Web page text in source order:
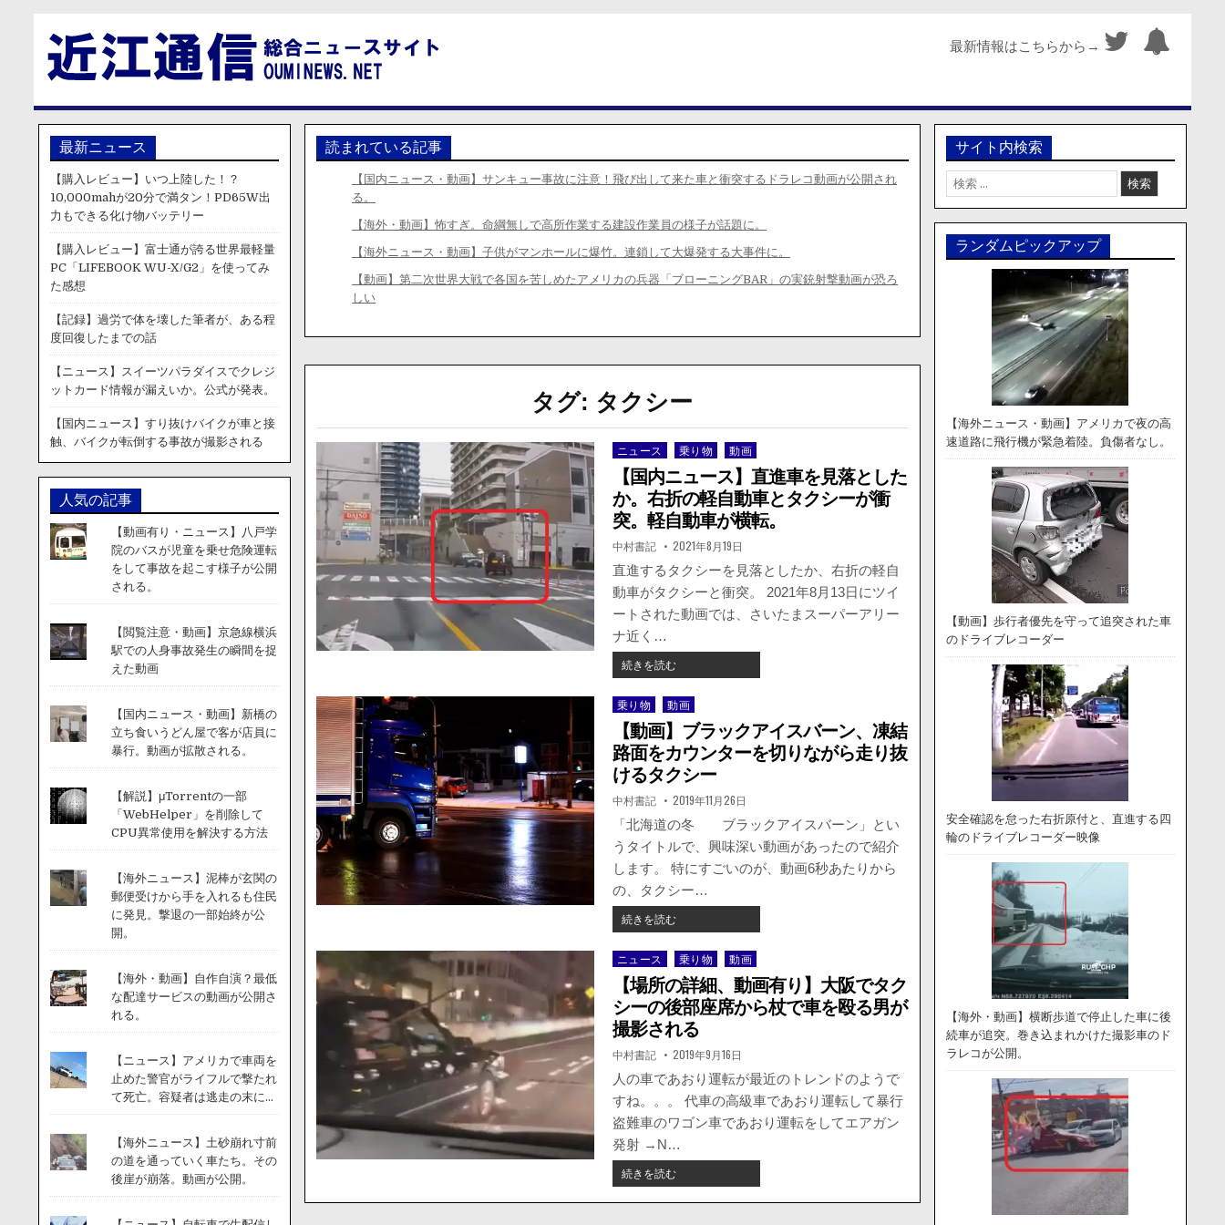
最新情報はこちらから→
読まれている記事
【国内ニュース・動画】サンキュー事故に注意！飛び出して来た車と衝突するドラレコ動画が公開され
る。
【海外・動画】怖すぎ。命綱無しで高所作業する建設作業員の様子が話題に。
【海外ニュース・動画】子供がマンホールに爆竹。連鎖して大爆発する大事件に。
【動画】第二次世界大戦で各国を苦しめたアメリカの兵器「ブローニングBAR」の実銃射撃動画が恐ろ
しい
タグ: タクシー
Posted
ニュース 乗り物 動画
【国内ニュース】直進車を見落とした
か。右折の軽自動車とタクシーが衝
突。軽自動車が横転。
著
者:
中村書記 掲
載
日：
2021年8月19日
直進するタクシーを見落としたか、右折の軽自
動車がタクシーと衝突。 2021年8月13日にツイ
ートされた動画では、さいたまスーパーアリー
ナ近く…
続きを読む【国
内
ニ
ュ
ー
ス】
直
進
車
を
落
と
し
た
か。
折
の
軽
自
動
と
タ
ク
ー
が
衝
軽
Posted
乗り物 動画
【動画】ブラックアイスバーン、凍結
路面をカウンターを切りながら走り抜
けるタクシー
著
者:
中村書記 掲
載
日：
2019年11月26日
「北海道の冬 ブラックアイスバーン」とい
うタイトルで、興味深い動画があったので紹介
します。 特にすごいのが、動画6秒あたりから
の、タクシー…
続きを読む【動
画】
ブ
ラ
ッ
ク
ア
イ
ス
バ
ー
ン、
凍
路
面
Posted
ニュース 乗り物 動画
【場所の詳細、動画有り】大阪でタク
シーの後部座席から杖で車を殴る男が
撮影される
著
者:
中村書記 掲
載
日：
2019年9月16日
人の車であおり運転が最近のトレンドのようで
すね。。。 代車の高級車であおり運転して暴行
盗難車のワゴン車であおり運転をしてエアガン
発射 →N…
続きを読む【場
所
の
最新ニュース
【購入レビュー】いつ上陸した！？
10,000mahが20分で満タン！PD65W出
力もできる化け物バッテリー
【購入レビュー】富士通が誇る世界最軽量
PC「LIFEBOOK WU-X/G2」を使ってみ
た感想
【記録】過労で体を壊した筆者が、ある程
度回復したまでの話
【ニュース】スイーツパラダイスでクレジ
ットカード情報が漏えいか。公式が発表。
【国内ニュース】すり抜けバイクが車と接
触、バイクが転倒する事故が撮影される
人気の記事
【動画有り・ニュース】八戸学
院のバスが児童を乗せ危険運転
をして事故を起こす様子が公開
される。
【閲覧注意・動画】京急線横浜
駅での人身事故発生の瞬間を捉
えた動画
【国内ニュース・動画】新橋の
立ち食いうどん屋で客が店員に
暴行。動画が拡散される。
【解説】μTorrentの一部
「WebHelper」を削除して
CPU異常使用を解決する方法
【海外ニュース】泥棒が玄関の
郵便受けから手を入れるも住民
に発見。撃退の一部始終が公
開。
【海外・動画】自作自演？最低
な配達サービスの動画が公開さ
れる。
【ニュース】アメリカで車両を
止めた警官がライフルで撃たれ
て死亡。容疑者は逃走の末に...
【海外ニュース】土砂崩れ寸前
の道を通っていく車たち。その
後崖が崩落。動画が公開。
サイト内検索
検
索:
ランダムピックアップ
【海外ニュース・動画】アメリカで夜の高
速道路に飛行機が緊急着陸。負傷者なし。
【動画】歩行者優先を守って追突された車
のドライブレコーダー
安全確認を怠った右折原付と、直進する四
輪のドライブレコーダー映像
【海外・動画】横断歩道で停止した車に後
続車が追突。巻き込まれかけた撮影車のド
ラレコが公開。